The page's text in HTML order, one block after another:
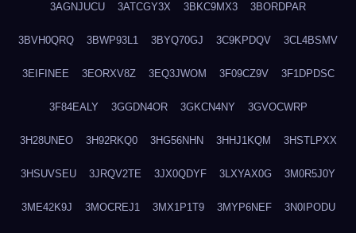
3AGNJUCU 3ATCGY3X 3BKC9MX3 3BORDPAR
3BVH0QRQ 3BWP93L1 3BYQ70GJ 3C9KPDQV 3CL4BSMV
3EIFINEE 3EORXV8Z 3EQ3JWOM 3F09CZ9V 3F1DPDSC
3F84EALY 3GGDN4OR 3GKCN4NY 3GVOCWRP
3H28UNEO 3H92RKQ0 3HG56NHN 3HHJ1KQM 3HSTLPXX
3HSUVSEU 3JRQV2TE 3JX0QDYF 3LXYAX0G 3M0R5J0Y
3ME42K9J 3MOCREJ1 3MX1P1T9 3MYP6NEF 3N0IPODU